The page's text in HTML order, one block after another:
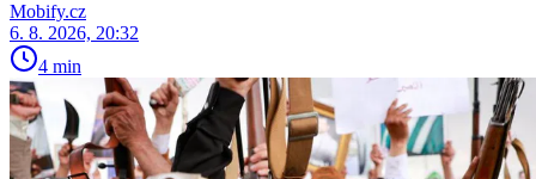
Mobify.cz
6. 8. 2026, 20:32
4 min